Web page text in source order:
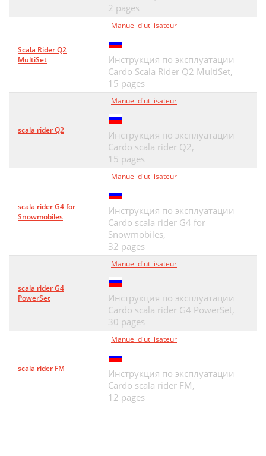
2 pages
Scala Rider Q2
MultiSet
Manuel d'utilisateur
Инструкция по эксплуатации
Cardo Scala Rider Q2 MultiSet,
15 pages
scala rider Q2
Manuel d'utilisateur
Инструкция по эксплуатации
Cardo scala rider Q2,
15 pages
scala rider G4 for
Snowmobiles
Manuel d'utilisateur
Инструкция по эксплуатации
Cardo scala rider G4 for
Snowmobiles,
32 pages
scala rider G4
PowerSet
Manuel d'utilisateur
Инструкция по эксплуатации
Cardo scala rider G4 PowerSet,
30 pages
scala rider FM
Manuel d'utilisateur
Инструкция по эксплуатации
Cardo scala rider FM,
12 pages